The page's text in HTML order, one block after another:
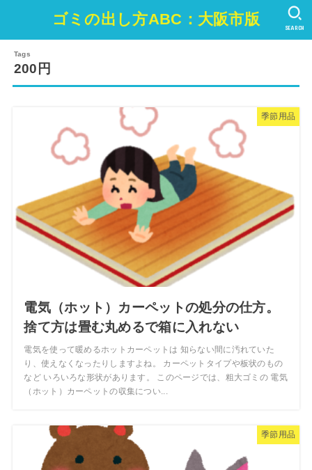
ゴミの出し方ABC：大阪市版 SEARCH
200円
季節用品
電気（ホット）カーペットの処分の仕方。
捨て方は畳む丸めるで箱に入れない
電気を使って暖めるホットカーペットは 知らない間に汚れていた
り、使えなくなったりしますよね。 カーペットタイプや板状のもの
など いろいろな形状があります。 このページでは、粗大ゴミの 電気
（ホット）カーペットの収集につい...
季節用品